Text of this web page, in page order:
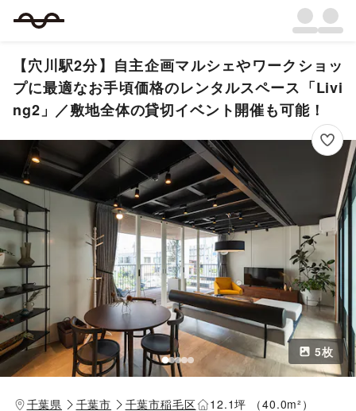
【穴川駅2分】自主企画マルシェやワークショッ
プに最適なお手頃価格のレンタルスペース「Livi
ng2」／敷地全体の貸切イベント開催も可能！
5枚
千葉県 千葉市 千葉市稲毛区 12.1坪 （40.0m²）